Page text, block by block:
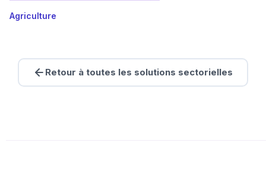
Agriculture
Retour à toutes les solutions sectorielles